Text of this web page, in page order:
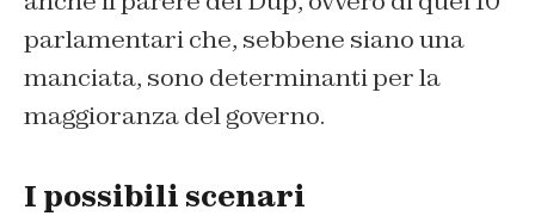
parlamentari che, sebbene siano una
manciata, sono determinanti per la
maggioranza del governo.
I possibili scenari